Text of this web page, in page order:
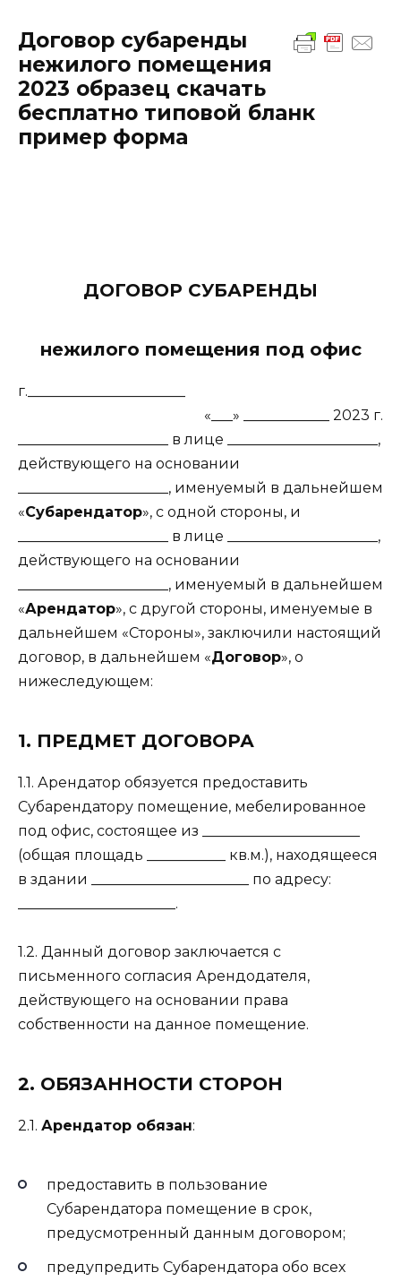
Договор субаренды
нежилого помещения
2023 образец скачать
бесплатно типовой бланк
пример форма
ДОГОВОР СУБАРЕНДЫ
нежилого помещения под офис
г.______________________
«___» ____________ 2023 г.
_____________________ в лице _____________________,
действующего на основании
_____________________, именуемый в дальнейшем
«Субарендатор», с одной стороны, и
_____________________ в лице _____________________,
действующего на основании
_____________________, именуемый в дальнейшем
«Арендатор», с другой стороны, именуемые в
дальнейшем «Стороны», заключили настоящий
договор, в дальнейшем «Договор», о
нижеследующем:
1. ПРЕДМЕТ ДОГОВОРА
1.1. Арендатор обязуется предоставить
Субарендатору помещение, мебелированное
под офис, состоящее из ______________________
(общая площадь ___________ кв.м.), находящееся
в здании ______________________ по адресу:
______________________.
1.2. Данный договор заключается с
письменного согласия Арендодателя,
действующего на основании права
собственности на данное помещение.
2. ОБЯЗАННОСТИ СТОРОН
2.1. Арендатор обязан:
предоставить в пользование
Субарендатора помещение в срок,
предусмотренный данным договором;
предупредить Субарендатора обо всех